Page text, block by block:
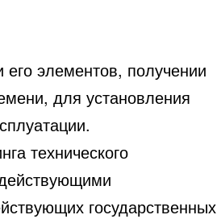
его элементов, получении
для установления
технического
государственных